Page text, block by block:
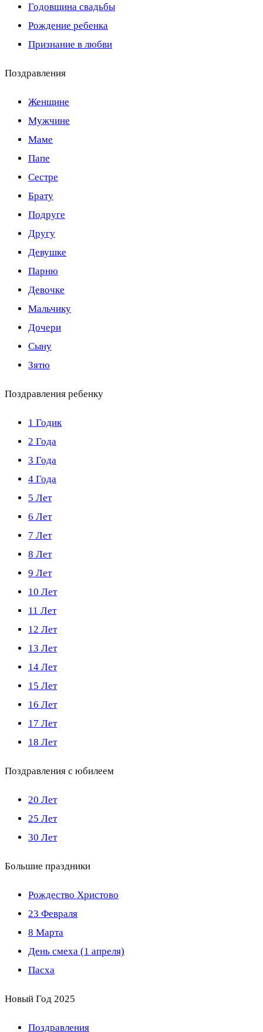
Годовщина свадьбы
Рождение ребенка
Признание в любви
Поздравления
Женщине
Мужчине
Маме
Папе
Сестре
Брату
Подруге
Другу
Девушке
Парню
Девочке
Мальчику
Дочери
Сыну
Зятю
Поздравления ребенку
1 Годик
2 Года
3 Года
4 Года
5 Лет
6 Лет
7 Лет
8 Лет
9 Лет
10 Лет
11 Лет
12 Лет
13 Лет
14 Лет
15 Лет
16 Лет
17 Лет
18 Лет
Поздравления с юбилеем
20 Лет
25 Лет
30 Лет
Большие праздники
Рождество Христово
23 Февраля
8 Марта
День смеха (1 апреля)
Пасха
Новый Год 2025
Поздравления